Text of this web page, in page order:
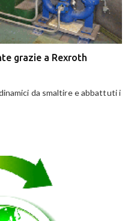
grazie a Rexroth
da smaltire e abbattuti i